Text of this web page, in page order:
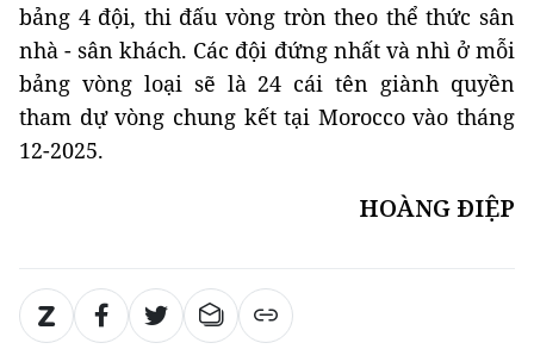
bảng 4 đội, thi đấu vòng tròn theo thể thức sân
nhà - sân khách. Các đội đứng nhất và nhì ở mỗi
bảng vòng loại sẽ là 24 cái tên giành quyền
tham dự vòng chung kết tại Morocco vào tháng
12-2025.
HOÀNG ĐIỆP